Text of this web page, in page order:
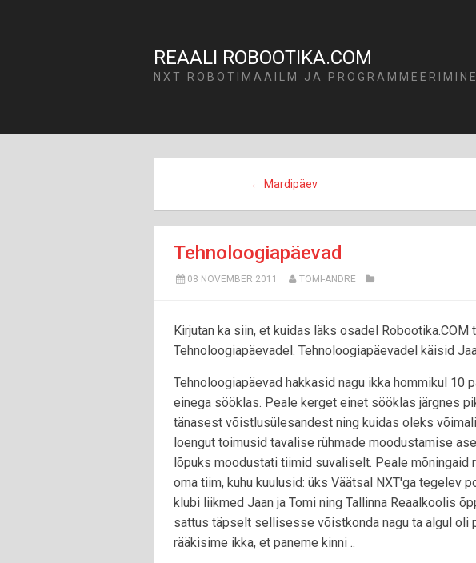
REAALI ROBOOTIKA.COM
NXT ROBOTIMAAILM JA
← Mardipäev
Tehnoloogiapäevad
08 NOVEMBER 2011 TOMI-ANDRE
Kirjutan ka siin, et kuidas läks osadel
Tehnoloogiapäevadel. Tehnoloogiapäevadel käisid
Tehnoloogiapäevad hakkasid nagu ikka hommikul 10
einega sööklas. Peale kerget einet sööklas järgnes
tänasest võistlusülesandest ning kuidas oleks
loengut toimusid tavalise rühmade moodustamise
lõpuks moodustati tiimid suvaliselt. Peale mõningaid
oma tiim, kuhu kuulusid: üks Väätsal NXT'ga tegelev
klubi liikmed Jaan ja Tomi ning Tallinna Reaalkoolis
sattus täpselt sellisesse võistkonda nagu ta algul oli
rääkisime ikka, et paneme kinni ..